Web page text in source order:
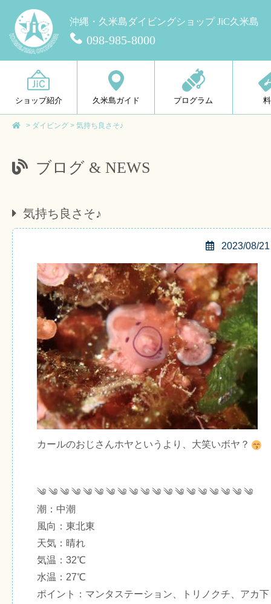
沖縄・久米島ダイビングショップ JiC久米島
098-985-8000
ショップ紹介 久米島ガイド プログラム
> ダイビング > 気持ち良さそ♪
ブログ & NEWS
気持ち良さそ♪
2023/08/21
カールのおじさんホヤというより、大笑いボヤ？
༄ ༄ ༄ ༄ ༄ ༄ ༄ ༄ ༄ ༄ ༄ ༄ ༄ ༄ ༄ ༄ ༄ ༄ ༄
潮：中潮
風向：東北東
天気：晴れ
気温：32℃
水温：27℃
ポイント：マンタステーション、トリノクチ、アカ下